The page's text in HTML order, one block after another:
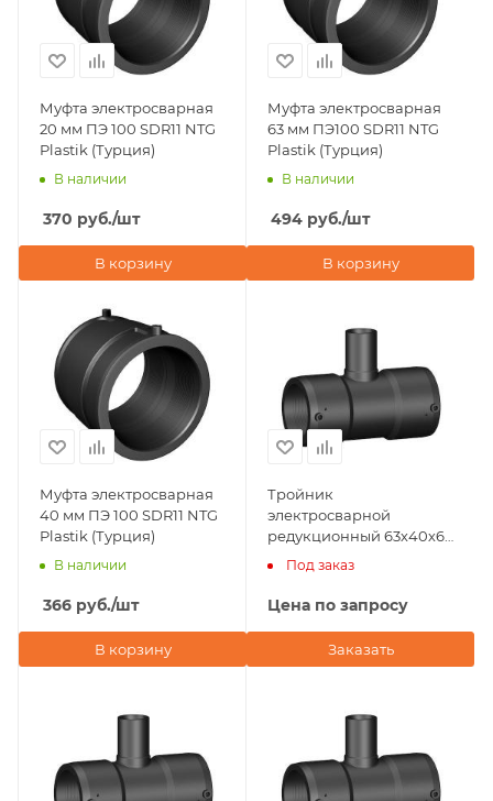
Муфта электросварная
20 мм ПЭ 100 SDR11 NTG
Plastik (Турция)
В наличии
370 руб./шт
В корзину
Муфта электросварная
63 мм ПЭ100 SDR11 NTG
Plastik (Турция)
В наличии
494 руб./шт
В корзину
Муфта электросварная
40 мм ПЭ 100 SDR11 NTG
Plastik (Турция)
В наличии
366 руб./шт
В корзину
Тройник
электросварной
редукционный 63х40х63
мм NTG Plastik (Турция)
Под заказ
Цена по запросу
Заказать